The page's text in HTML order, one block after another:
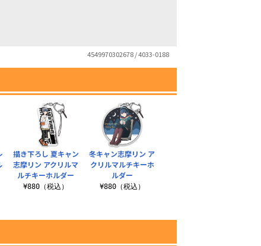
4549970302678 / 4033-0188
描き下ろし 夏キャン
志摩リン アクリルマ
ルチキーホルダー
¥880（税込）
冬キャン志摩リン ア
クリルマルチキーホ
ルダー
¥880（税込）